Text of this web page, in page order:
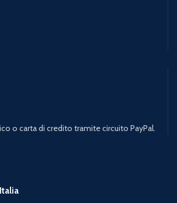
o carta di credito tramite circuito PayPal.